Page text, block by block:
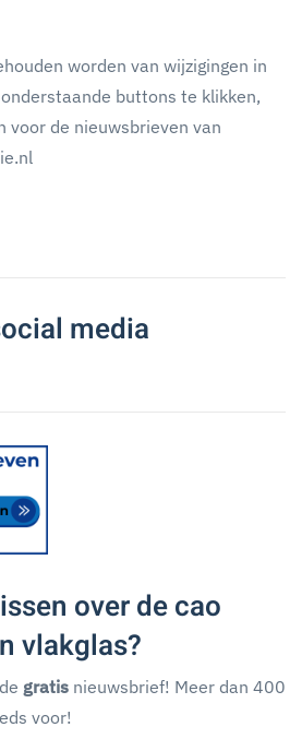
worden van wijzigingen in
buttons te klikken,
voor de nieuwsbrieven van
media
over de cao
vlakglas?
gratis nieuwsbrief! Meer dan 400
voor!